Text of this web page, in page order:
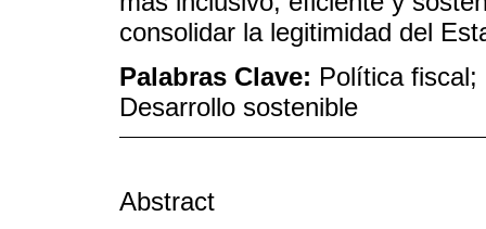
consolidar la legitimidad del
Palabras Clave: Política
Desarrollo sostenible
Abstract